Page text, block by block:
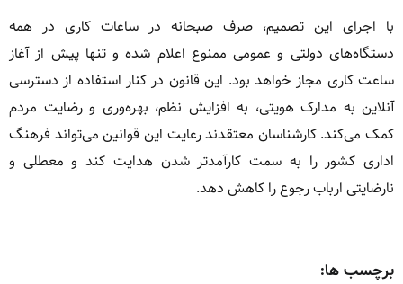
با اجرای این تصمیم، صرف صبحانه در ساعات کاری در همه
دستگاه‌های دولتی و عمومی ممنوع اعلام شده و تنها پیش از آغاز
ساعت کاری مجاز خواهد بود. این قانون در کنار استفاده از دسترسی
آنلاین به مدارک هویتی، به افزایش نظم، بهره‌وری و رضایت مردم
کمک می‌کند. کارشناسان معتقدند رعایت این قوانین می‌تواند فرهنگ
اداری کشور را به سمت کارآمدتر شدن هدایت کند و معطلی و
نارضایتی ارباب رجوع را کاهش دهد.
برچسب ها: